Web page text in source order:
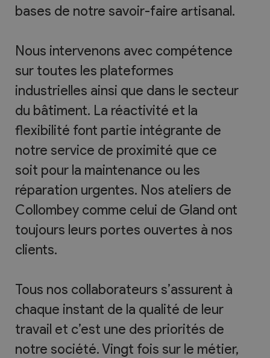
bases de notre savoir-faire artisanal.
Nous intervenons avec compétence
sur toutes les plateformes
industrielles ainsi que dans le secteur
du bâtiment. La réactivité et la
flexibilité font partie intégrante de
notre service de proximité que ce
soit pour la maintenance ou les
réparation urgentes. Nos ateliers de
Collombey comme celui de Gland ont
toujours leurs portes ouvertes à nos
clients.
Tous nos collaborateurs s’assurent à
chaque instant de la qualité de leur
travail et c’est une des priorités de
notre société. Vingt fois sur le métier,